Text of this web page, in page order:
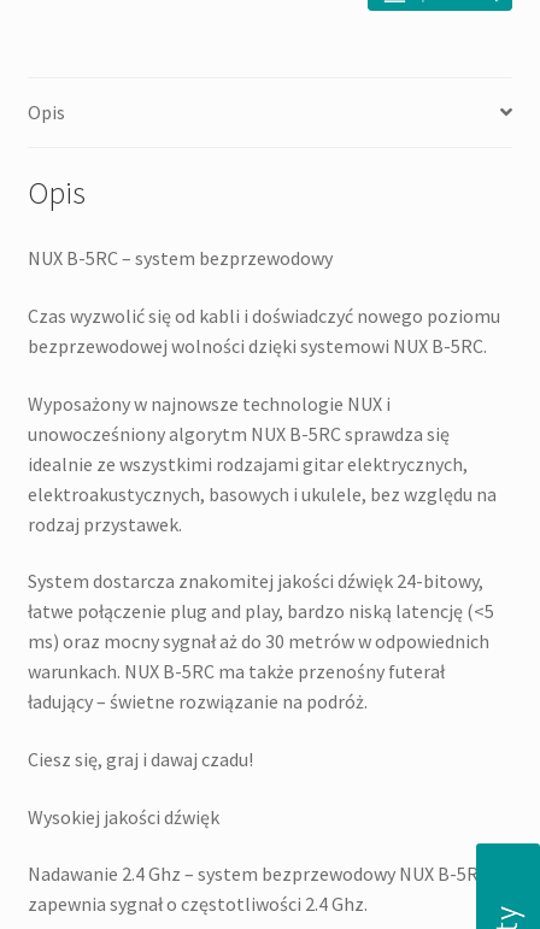
Opis
Opis
NUX B-5RC – system bezprzewodowy
Czas wyzwolić się od kabli i doświadczyć nowego poziomu
bezprzewodowej wolności dzięki systemowi NUX B-5RC.
Wyposażony w najnowsze technologie NUX i
unowocześniony algorytm NUX B-5RC sprawdza się
idealnie ze wszystkimi rodzajami gitar elektrycznych,
elektroakustycznych, basowych i ukulele, bez względu na
rodzaj przystawek.
System dostarcza znakomitej jakości dźwięk 24-bitowy,
łatwe połączenie plug and play, bardzo niską latencję (<5
ms) oraz mocny sygnał aż do 30 metrów w odpowiednich
warunkach. NUX B-5RC ma także przenośny futerał
ładujący – świetne rozwiązanie na podróż.
Ciesz się, graj i dawaj czadu!
Wysokiej jakości dźwięk
Nadawanie 2.4 Ghz – system bezprzewodowy NUX B-5RC
zapewnia sygnał o częstotliwości 2.4 Ghz.